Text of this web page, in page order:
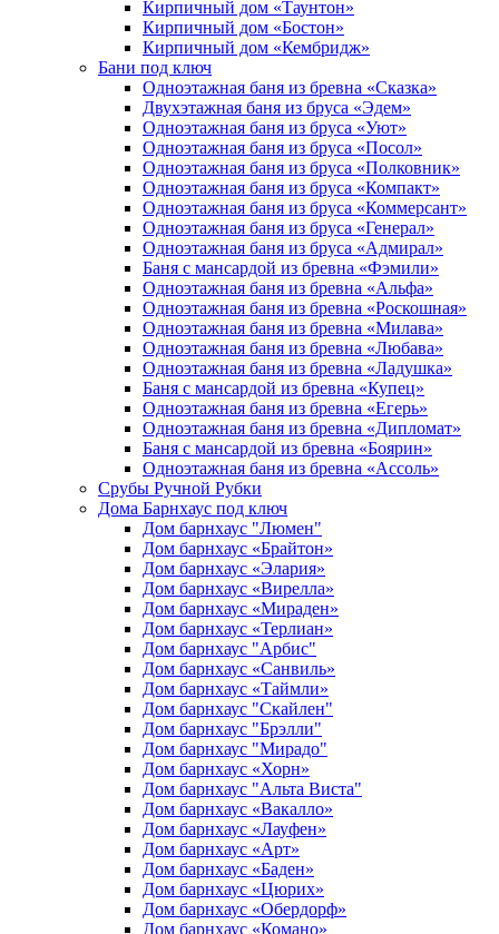
Кирпичный дом «Таунтон»
Кирпичный дом «Бостон»
Кирпичный дом «Кембридж»
Бани под ключ
Одноэтажная баня из бревна «Сказка»
Двухэтажная баня из бруса «Эдем»
Одноэтажная баня из бруса «Уют»
Одноэтажная баня из бруса «Посол»
Одноэтажная баня из бруса «Полковник»
Одноэтажная баня из бруса «Компакт»
Одноэтажная баня из бруса «Коммерсант»
Одноэтажная баня из бруса «Генерал»
Одноэтажная баня из бруса «Адмирал»
Баня с мансардой из бревна «Фэмили»
Одноэтажная баня из бревна «Альфа»
Одноэтажная баня из бревна «Роскошная»
Одноэтажная баня из бревна «Милава»
Одноэтажная баня из бревна «Любава»
Одноэтажная баня из бревна «Ладушка»
Баня с мансардой из бревна «Купец»
Одноэтажная баня из бревна «Егерь»
Одноэтажная баня из бревна «Дипломат»
Баня с мансардой из бревна «Боярин»
Одноэтажная баня из бревна «Ассоль»
Срубы Ручной Рубки
Дома Барнхаус под ключ
Дом барнхаус "Люмен"
Дом барнхаус «Брайтон»
Дом барнхаус «Элария»
Дом барнхаус «Вирелла»
Дом барнхаус «Мираден»
Дом барнхаус «Терлиан»
Дом барнхаус "Арбис"
Дом барнхаус «Санвиль»
Дом барнхаус «Таймли»
Дом барнхаус "Скайлен"
Дом барнхаус "Брэлли"
Дом барнхаус "Мирадо"
Дом барнхаус «Хорн»
Дом барнхаус "Альта Виста"
Дом барнхаус «Вакалло»
Дом барнхаус «Лауфен»
Дом барнхаус «Арт»
Дом барнхаус «Баден»
Дом барнхаус «Цюрих»
Дом барнхаус «Обердорф»
Дом барнхаус «Комано»